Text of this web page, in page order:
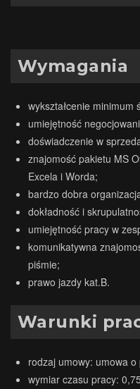
Wymagania
wykształcenie minimum
umiejętność
doświadczenie w
znajomość pakietu MS
Excela i Worda;
bardzo dobra
dokładność i
umiejętność pracy w
komunikatywna
piśmie;
prawo jazdy kat.B.
Warunki
rodzaj umowy: umowa
wymiar czasu pracy: